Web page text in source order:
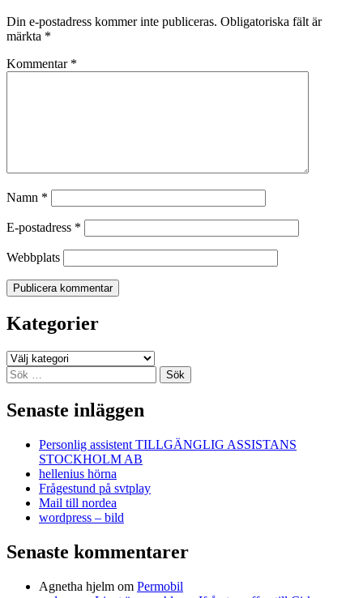
Din e-postadress kommer inte publiceras. Obligatoriska fält är
märkta *
Kommentar *
Namn *
E-postadress *
Webbplats
Kategorier
Kategorier
Sök
efter:
Senaste inläggen
Personlig assistent TILLGÄNGLIG ASSISTANS
STOCKHOLM AB
hellenius hörna
Frågestund på svtplay
Mail till nordea
wordpress – bild
Senaste kommentarer
Agnetha hjelm om Permobil